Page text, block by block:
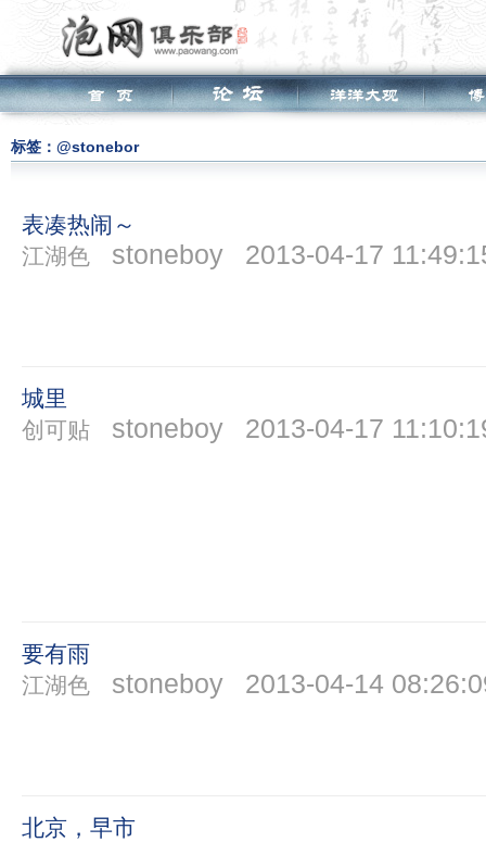
标签：@stonebor
表凑热闹～
江湖色
stoneboy 2013-04-17
城里
创可贴
stoneboy 2013-04-17
要有雨
江湖色
stoneboy 2013-04-14
北京，早市